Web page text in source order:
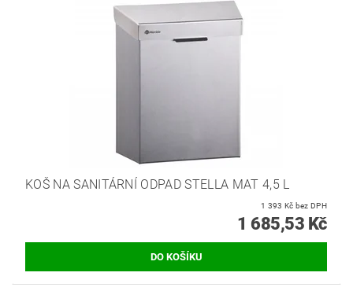
KOŠ NA SANITÁRNÍ ODPAD STELLA MAT 4,5 L
1 393 Kč bez DPH
1 685,53 Kč